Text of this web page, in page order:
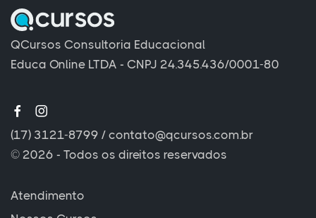
QCursos Consultoria Educacional
Educa Online LTDA - CNPJ 24.345.436/0001-80
(17) 3121-8799 / contato@qcursos.com.br
© 2026 - Todos os direitos reservados
Atendimento